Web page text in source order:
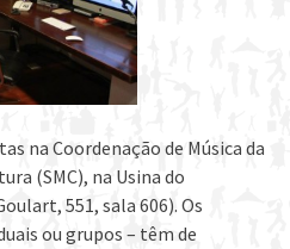
na Coordenação de Música da
(SMC), na Usina do
551, sala 606). Os
ou grupos – têm de